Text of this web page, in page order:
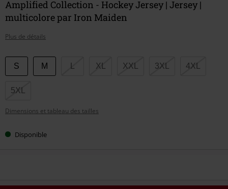
Amplified Collection - Hockey Jersey | Jersey |
multicolore par Iron Maiden
Plus de détails
Choisissez
votre
taille
S M XL XXL 3XL 4XL
5XL
Dimensions et tableau des tailles
Disponible